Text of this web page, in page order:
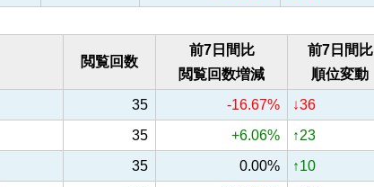
閲覧回数
前7日間比
閲覧回数増減
前7日間比
順位変動
35 -16.67%
↓36
35 +6.06%
↑23
35 0.00%
↑10